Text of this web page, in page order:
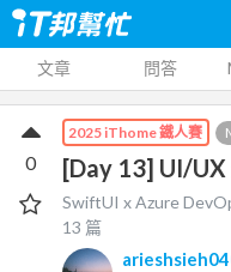
文章 問答
2025 iThome 鐵人賽
[Day 13] UI/
SwiftUI x Azure
13 篇
0